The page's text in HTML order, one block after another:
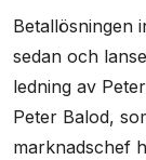
Betallösningen
sedan och
ledning av
Peter Balod,
marknadschef